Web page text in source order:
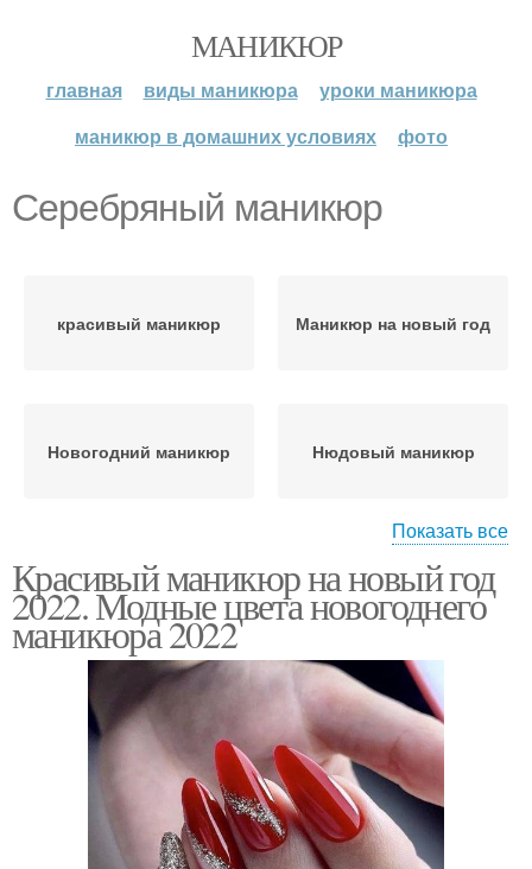
МАНИКЮР
главная виды маникюра
уроки маникюра
маникюр в домашних условиях
фото
Серебряный маникюр
красивый маникюр Маникюр на новый год
Новогодний маникюр Нюдовый маникюр
Маникюр на год Синий маникюр
Зеленый маникюр Оранжевый маникюр
белый маникюр Праздничный маникюр
Показать все
Красивый маникюр на новый год
2022. Модные цвета новогоднего
маникюра 2022